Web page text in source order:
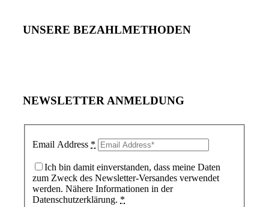
UNSERE BEZAHLMETHODEN
NEWSLETTER ANMELDUNG
Email Address *
Ich bin damit einverstanden, dass meine Daten
zum Zweck des Newsletter-Versandes verwendet
werden. Nähere Informationen in der
Datenschutzerklärung. *